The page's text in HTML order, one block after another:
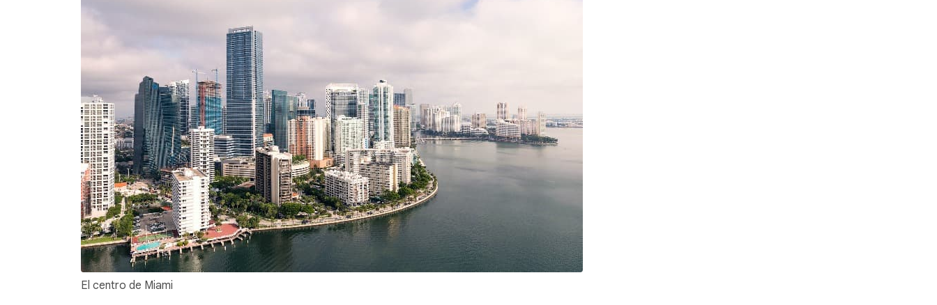
El centro de Miami